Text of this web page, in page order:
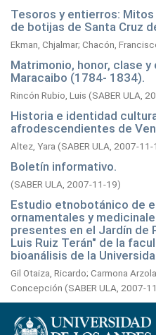
Tesoros y entierros:
de botijas de Santa Cruz
Ekman, Chjalmar; Chacón,
Matrimonio, honor, clase
Maracaibo (1784- 1834).
Rincón Rubio, Luis (SABER ULA,
Historia e identidad
afrodescendientes de
Altez, Yara (SABER ULA, 2007-11-
Boletín informativo.
(SABER ULA, 2007-11-19)
Estudio etnobotánico de
ornamentales y
presentes en el Jardín de
Luis Ruiz Terán" de la
bioanálisis de la
Gil Otaiza, Ricardo; Carmona
Concepción (SABER ULA, 2007-